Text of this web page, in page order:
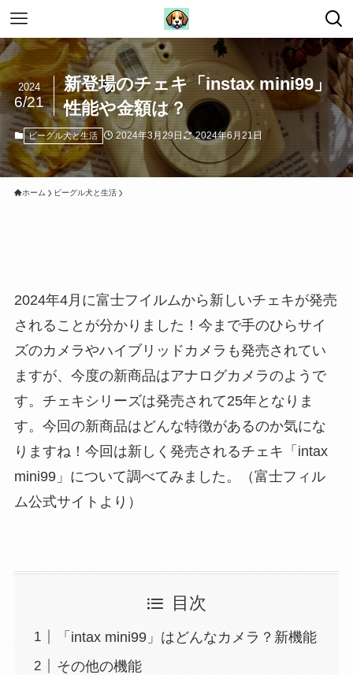
新登場のチェキ「instax mini99」
性能や金額は？
2024
6/21
ビーグル犬と生活 2024年3月29日 2024年6月21日
ホーム ビーグル犬と生活
2024年4月に富士フイルムから新しいチェキが発売
されることが分かりました！今まで手のひらサイ
ズのカメラやハイブリッドカメラも発売されてい
ますが、今度の新商品はアナログカメラのようで
す。チェキシリーズは発売されて25年となりま
す。今回の新商品はどんな特徴があるのか気にな
りますね！今回は新しく発売されるチェキ「intax
mini99」について調べてみました。（富士フィル
ム公式サイトより）
目次
「intax mini99」はどんなカメラ？新機能
その他の機能